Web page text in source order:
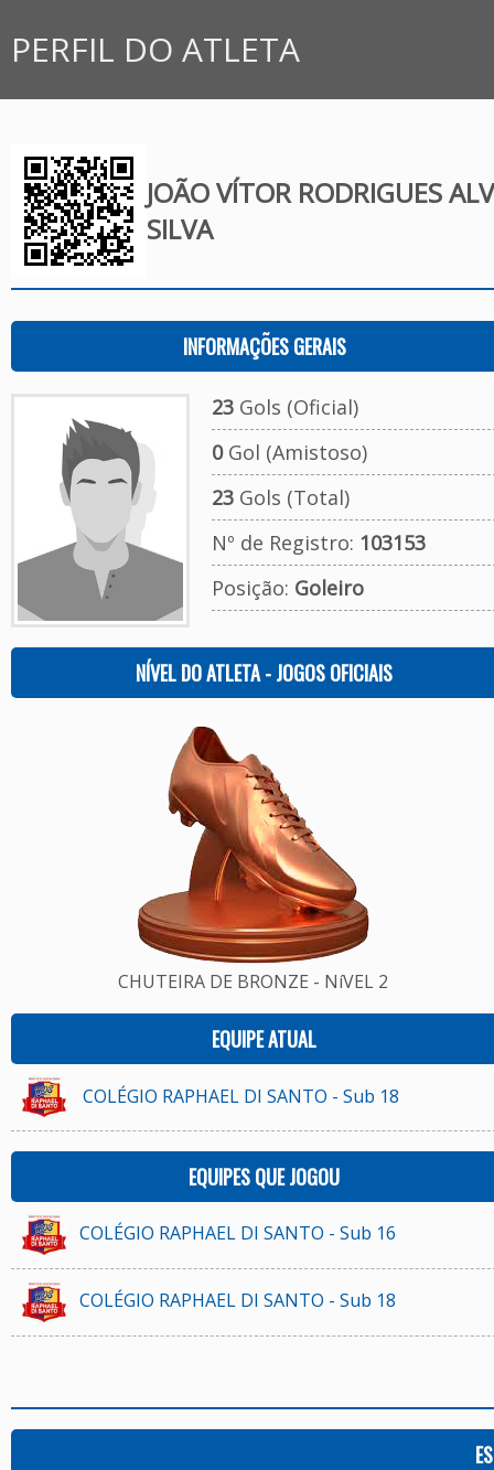
PERFIL DO ATLETA
JOÃO VÍTOR RODRIGUES
SILVA
INFORMAÇÕES GERAIS
23Gols (Oficial)
0Gol (Amistoso)
23Gols (Total)
Nº de Registro: 103153
Posição: Goleiro
NÍVEL DO ATLETA - JOGOS OFICIAIS
CHUTEIRA DE BRONZE - NíVEL 2
EQUIPE ATUAL
COLÉGIO RAPHAEL DI SANTO - Sub 18
EQUIPES QUE JOGOU
COLÉGIO RAPHAEL DI SANTO - Sub 16
COLÉGIO RAPHAEL DI SANTO - Sub 18